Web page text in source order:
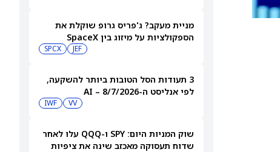
מניית מעקב? ג'פריס גרופ שוקלת את
הספקולציות על מיזוג בין SpaceX
JEF
SPCX
3 תעודות הסל הטובות ביותר להשקעה,
לפי אנליסט ה-AI – 8/7/2026
VV
IWF
שוק המניות היום: SPY ו-QQQ עלו לאחר
שדוח תעסוקה מאכזב שינה את ציפיות